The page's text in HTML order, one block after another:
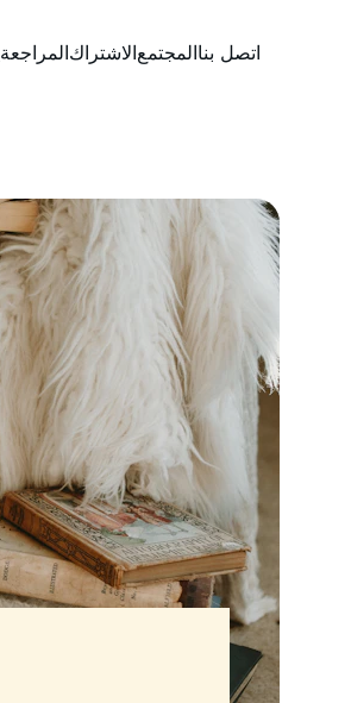
المراجعةالاشتراكالمجتمعاتصل بنا